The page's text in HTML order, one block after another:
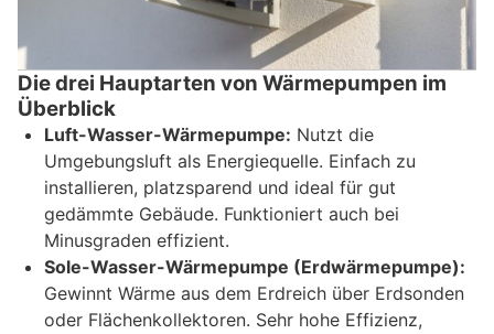
Die drei Hauptarten von Wärmepumpen im
Überblick
Luft-Wasser-Wärmepumpe: Nutzt die
Umgebungsluft als Energiequelle. Einfach zu
installieren, platzsparend und ideal für gut
gedämmte Gebäude. Funktioniert auch bei
Minusgraden effizient.
Sole-Wasser-Wärmepumpe (Erdwärmepumpe):
Gewinnt Wärme aus dem Erdreich über Erdsonden
oder Flächenkollektoren. Sehr hohe Effizienz,